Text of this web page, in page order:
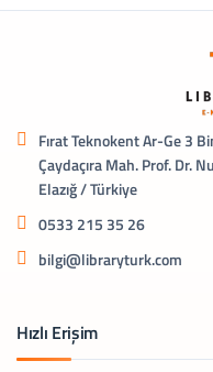
Fırat Teknokent Ar-Ge 3
Çaydaçıra Mah. Prof. Dr.
Elazığ / Türkiye
0533 215 35 26
bilgi@libraryturk.com
Hızlı Erişim